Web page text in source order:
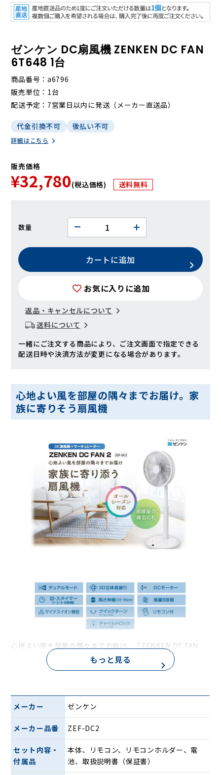
ゼンケン DC扇風機 ZENKEN DC FAN
6T648 1台
商品番号
a6796
販売単位
1台
配送予定
7営業日以内に発送（メーカー直送品）
代金引換不可 後払い不可
詳細はこちら
販売価格
¥32,780(税込価格) 送料無料
数量
カートに追加
お気に入りに追加
返品・キャンセルについて
送料について
一緒にご注文する商品により、ご注文画面で指定できる
配送日時や決済方法が変更になる場合があります。
心地よい風を部屋の隅々までお届け。家
族に寄りそう扇風機
心地よい風を部屋の隅々までお届け。「ZENKEN DC FAN
2」は静音性・省エネ性を兼ね備え、羽根の回転数を細かく
設定できるDCモーターを採用。心地よい微風からパワフルな
また、左右で異なる風量を設定できる「デュアルモード」を
て、快適な空調を実現します。
ターン。サーキュレーターとしても使用でき、お部屋の空気
を効率よく循環します。
もっと見る
メーカー ゼンケン
メーカー品番 ZEF-DC2
セット内容・
付属品
本体、リモコン、リモコンホルダー、電
池、取扱説明書（保証書）